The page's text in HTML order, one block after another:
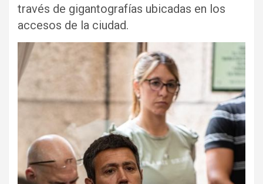
través de gigantografías ubicadas en los
accesos de la ciudad.